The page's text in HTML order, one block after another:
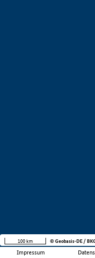
Impressum
100 km © Geobasis-DE /